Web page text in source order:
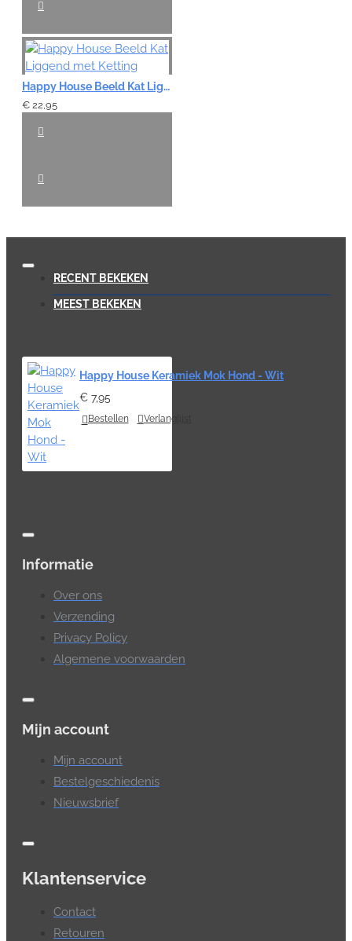
Happy House Beeld Kat Liggend met Ketting
€ 22,95
RECENT BEKEKEN
MEEST BEKEKEN
Happy House Keramiek Mok Hond - Wit
€ 7,95
Bestellen Verlanglijst
Informatie
Over ons
Verzending
Privacy Policy
Algemene voorwaarden
Mijn account
Mijn account
Bestelgeschiedenis
Nieuwsbrief
Klantenservice
Contact
Retouren